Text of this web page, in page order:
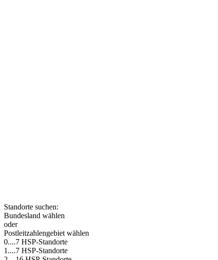
Standorte suchen:
Bundesland wählen
oder
Postleitzahlengebiet wählen
0....7 HSP-Standorte
1....7 HSP-Standorte